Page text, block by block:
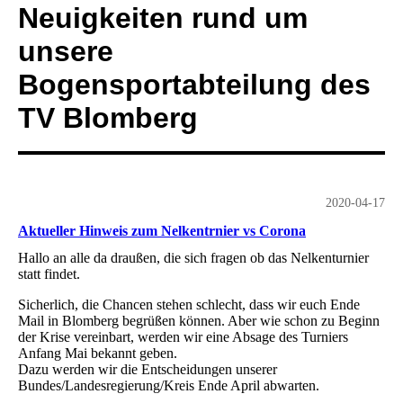
Neuigkeiten rund um
unsere
Bogensportabteilung des
TV Blomberg
2020-04-17
Aktueller Hinweis zum Nelkentrnier vs Corona
Hallo an alle da draußen, die sich fragen ob das Nelkenturnier
statt findet.
Sicherlich, die Chancen stehen schlecht, dass wir euch Ende
Mail in Blomberg begrüßen können. Aber wie schon zu Beginn
der Krise vereinbart, werden wir eine Absage des Turniers
Anfang Mai bekannt geben.
Dazu werden wir die Entscheidungen unserer
Bundes/Landesregierung/Kreis Ende April abwarten.